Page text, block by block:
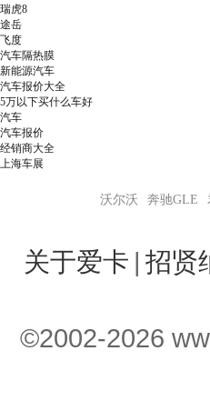
瑞虎8
途岳
飞度
汽车隔热膜
新能源汽车
汽车报价大全
5万以下买什么车好
汽车
汽车报价
经销商大全
上海车展
沃尔沃 奔驰GLE
关于爱卡 | 招贤
©2002-2026